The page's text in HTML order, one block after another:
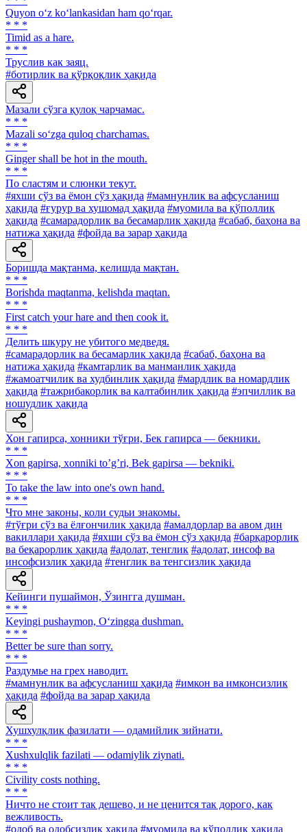
Quyon o‘z ko‘lankasidan ham qo‘rqar.
* * *
Timid as a hare.
* * *
Труслив как заяц.
#ботирлик ва қўрқоқлик ҳақида
Мазали сўзга қулоқ чарчамас.
* * *
Mazali so‘zga quloq charchamas.
* * *
Ginger shall be hot in the mouth.
* * *
По сластям и слюнки текут.
#яхши сўз ва ёмон сўз ҳақида #мамнунлик ва афсусланиш
ҳақида #ғурур ва хушомад ҳақида #муомила ва қўполлик
ҳақида #самарадорлик ва бесамарлик ҳақида #сабаб, баҳона ва
натижа ҳақида #фойда ва зарар ҳақида
Боришда мақтанма, келишда мақтан.
* * *
Borishda maqtanma, kelishda maqtan.
* * *
First catch your hare and then cook it.
* * *
Делить шкуру не убитого медведя.
#самарадорлик ва бесамарлик ҳақида #сабаб, баҳона ва
натижа ҳақида #камтарлик ва манманлик ҳақида
#жамоатчилик ва худбинлик ҳақида #мардлик ва номардлик
ҳақида #тажрибакорлик ва калтабинлик ҳақида #эпчиллик ва
ношудлик ҳақида
Хон гапирса, хонники тўғри, Бек гапирса — бекники.
* * *
Xon gapirsa, xonniki toʼgʼri, Bek gapirsa — bekniki.
* * *
To take the law into one's own hand.
* * *
Что мне законы, коли судьи знакомы.
#тўғри сўз ва ёлғончилик ҳақида #амалдорлар ва авом дин
вакиллари ҳақида #яхши сўз ва ёмон сўз ҳақида #барқарорлик
ва беқарорлик ҳақида #адолат, тенглик #адолат, инсоф ва
инсофсизлик ҳақида #тенглик ва тенгсизлик ҳақида
Кейинги пушаймон, Ўзингга душман.
* * *
Keyingi pushaymon, O‘zingga dushman.
* * *
Better be sure than sorry.
* * *
Раздумье на грех наводит.
#мамнунлик ва афсусланиш ҳақида #имкон ва имконсизлик
ҳақида #фойда ва зарар ҳақида
Хушхулқлик фазилати — одамийлик зийнати.
* * *
Xushxulqlik fazilati — odamiylik ziynati.
* * *
Civility costs nothing.
* * *
Ничто не стоит так дешево, и не ценится так дорого, как
вежливость.
#одоб ва одобсизлик ҳақида #муомила ва қўполлик ҳақида